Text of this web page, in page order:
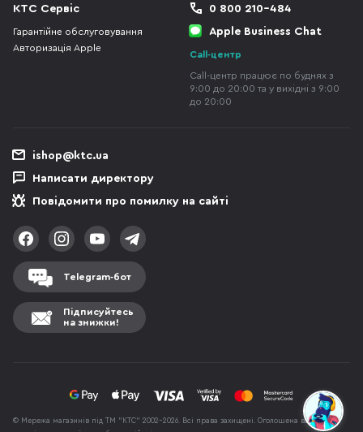
КТС Сервіс
Гарантійне обслуговування
Авторизація Apple
0 800 210-484
Apple Business Chat
Call-центр
Call-центр працює по буднях з
9:00 до 20:00 та у вихідні з 9:00
до 20:00
ishop@ktc.ua
Написати директору
Повідомити про помилку на сайті
Telegram-бот
Підписуйтесь
на знижки!
© Мережа магазинів під ТМ "КТС" 2002-2026. Всі права захищені. Оголошена вартість